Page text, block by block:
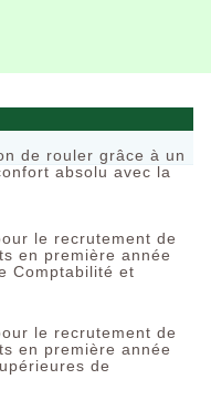
de rouler grâce à un
absolu avec la
le recrutement de
en première année
Comptabilité et
le recrutement de
en première année
de